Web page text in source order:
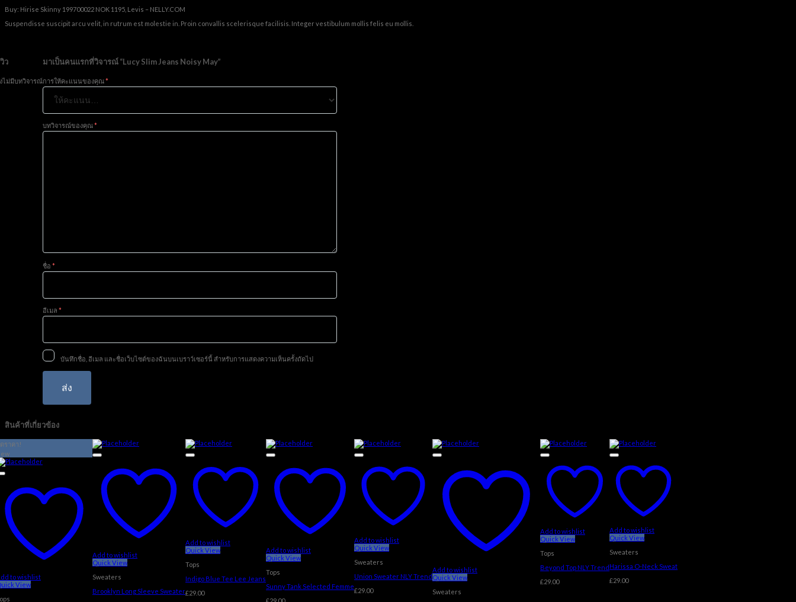
Buy: Hirise Skinny 199700022 NOK 1195, Levis – NELLY.COM
Suspendisse suscipit arcu velit, in rutrum est molestie in. Proin convallis scelerisque facilisis. Integer vestibulum mollis felis eu mollis.
ว
ไม่มีบทวิจารณ์
มาเป็นคนแรกที่วิจารณ์ “Lucy Slim Jeans Noisy May”
การให้คะแนนของคุณ*
บทวิจารณ์ของคุณ*
ชื่อ *
อีเมล *
บันทึกชื่อ, อีเมล และชื่อเว็บไซต์ของฉันบนเบราว์เซอร์นี้ สำหรับการแสดงความเห็นครั้งถัดไป
สินค้าที่เกี่ยวข้อง
ราคา!
to wishlist
View
Add to wishlist
Quick View
Sweaters
Brooklyn Long Sleeve Sweater
Add to wishlist
Quick View
Tops
Indigo Blue Tee Lee Jeans
£29.00
Add to wishlist
Quick View
Tops
Sunny Tank Selected Femme
Add to wishlist
Quick View
Sweaters
Union Sweater NLY Trend
£29.00
Add to wishlist
Quick View
Sweaters
Add to wishlist
Quick View
Tops
Beyond Top NLY Trend
£29.00
Add to wishlist
Quick View
Sweaters
Harissa O-Neck Sweat
£29.00